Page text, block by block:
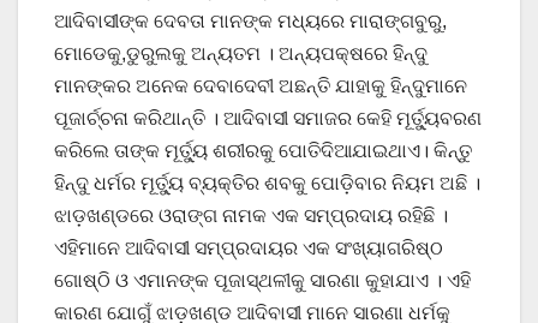
ଆଦିବାସୀଙ୍କ ଦେବତା ମାନଙ୍କ ମଧ୍ୟରେ ମାରାଙ୍ଗବୁରୁ,
ମୋଡେକୁ,ଡୁରୁଲକୁ ଅନ୍ୟତମ । ଅନ୍ୟପକ୍ଷରେ ହିନ୍ଦୁ
ମାନଙ୍କର ଅନେକ ଦେବାଦେବୀ ଅଛନ୍ତି ଯାହାକୁ ହିନ୍ଦୁମାନେ
ପୂଜାର୍ଚ୍ଚନା କରିଥାନ୍ତି । ଆଦିବାସୀ ସମାଜର କେହି ମୂର୍ତ୍ୟୁବରଣ
କରିଲେ ତାଙ୍କ ମୂର୍ତ୍ୟୁ ଶରୀରକୁ ପୋତିଦିଆଯାଇଥାଏ। କିନ୍ତୁ
ହିନ୍ଦୁ ଧର୍ମର ମୂର୍ତ୍ୟୁ ବ୍ୟକ୍ତିର ଶବକୁ ପୋଡ଼ିବାର ନିୟମ ଅଛି ।
ଝାଡ଼ଖଣ୍ଡରେ ଓରାଙ୍ଗ ନାମକ ଏକ ସମ୍ପ୍ରଦାୟ ରହିଛି ।
ଏହିମାନେ ଆଦିବାସୀ ସମ୍ପ୍ରଦାୟର ଏକ ସଂଖ୍ୟାଗରିଷ୍ଠ
ଗୋଷ୍ଠି ଓ ଏମାନଙ୍କ ପୂଜାସ୍ଥଳୀକୁ ସାରଣା କୁହାଯାଏ । ଏହି
କାରଣ ଯୋଗୁଁ ଝାଡ଼ଖଣ୍ଡ ଆଦିବାସୀ ମାନେ ସାରଣା ଧର୍ମକୁ